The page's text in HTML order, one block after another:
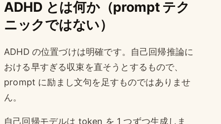
ADHD とは何か（prompt テク
ニックではない）
ADHD の位置づけは明確です。自己回帰推論に
おける早すぎる収束を直そうとするもので、
prompt に励まし文句を足すものではありませ
ん。
自己回帰モデルは token を 1 つずつ生成しま